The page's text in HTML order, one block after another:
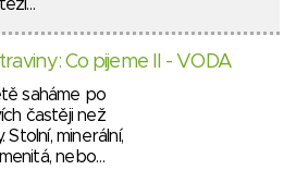
Co pijeme II - VODA
saháme po
častěji než
Stolní, minerální,
nebo…